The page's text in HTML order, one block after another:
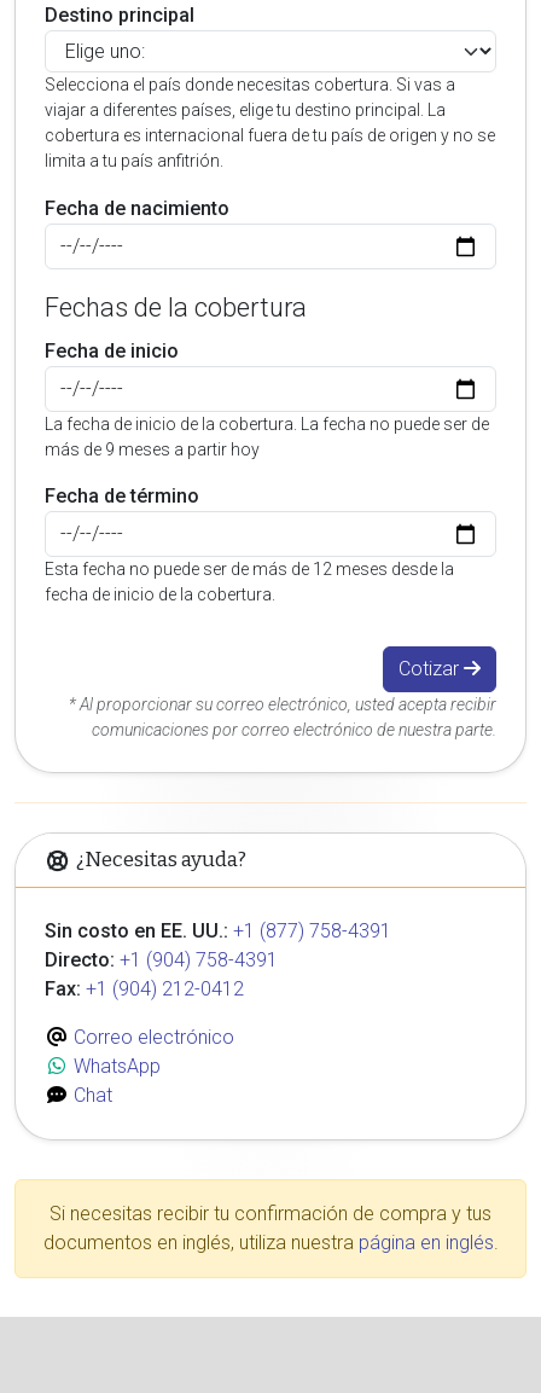
Destino principal
Selecciona el país donde necesitas cobertura. Si vas a
viajar a diferentes países, elige tu destino principal. La
cobertura es internacional fuera de tu país de origen y no se
limita a tu país anfitrión.
Fecha de nacimiento
Fechas de la cobertura
Fecha de inicio
La fecha de inicio de la cobertura. La fecha no puede ser de
más de 9 meses a partir hoy
Fecha de término
Esta fecha no puede ser de más de 12 meses desde la
fecha de inicio de la cobertura.
Cotizar
* Al proporcionar su correo electrónico, usted acepta recibir
comunicaciones por correo electrónico de nuestra parte.
¿Necesitas ayuda?
Sin costo en EE. UU.: +1 (877) 758-4391
Directo: +1 (904) 758-4391
Fax: +1 (904) 212-0412
Correo electrónico
WhatsApp
Chat
Si necesitas recibir tu confirmación de compra y tus
documentos en inglés, utiliza nuestra página en inglés.